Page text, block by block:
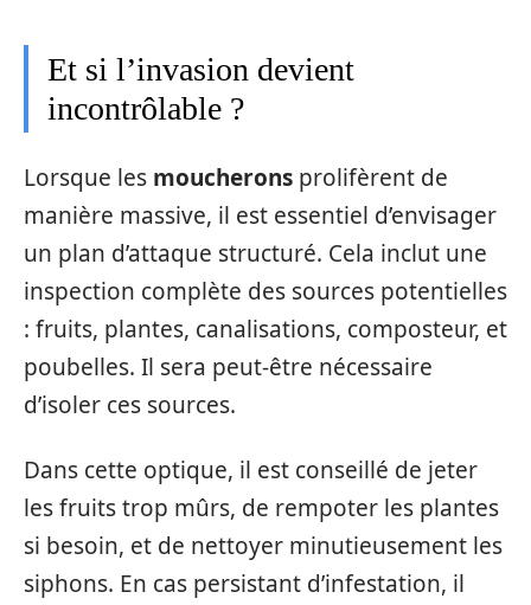
Et si l’invasion devient
incontrôlable ?
Lorsque les moucherons prolifèrent de
manière massive, il est essentiel d’envisager
un plan d’attaque structuré. Cela inclut une
inspection complète des sources potentielles
: fruits, plantes, canalisations, composteur, et
poubelles. Il sera peut-être nécessaire
d’isoler ces sources.
Dans cette optique, il est conseillé de jeter
les fruits trop mûrs, de rempoter les plantes
si besoin, et de nettoyer minutieusement les
siphons. En cas persistant d’infestation, il